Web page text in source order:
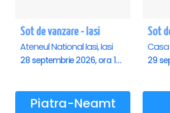
Sot de vanzare - Iasi
Ateneul National Iasi, Iasi
28 septembrie 2026, ora 19:00
Sot
Piatra-Neamt